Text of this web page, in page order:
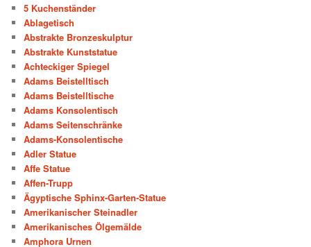
5 Kuchenständer
Ablagetisch
Abstrakte Bronzeskulptur
Abstrakte Kunststatue
Achteckiger Spiegel
Adams Beistelltisch
Adams Beistelltische
Adams Konsolentisch
Adams Seitenschränke
Adams-Konsolentische
Adler Statue
Affe Statue
Affen-Trupp
Ägyptische Sphinx-Garten-Statue
Amerikanischer Steinadler
Amerikanisches Ölgemälde
Amphora Urnen